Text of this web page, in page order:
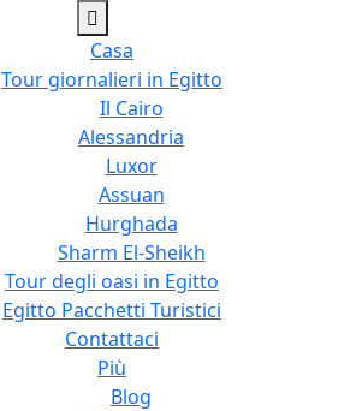
Casa
Tour giornalieri in Egitto
Il Cairo
Alessandria
Luxor
Assuan
Hurghada
Sharm El-Sheikh
Tour degli oasi in Egitto
Egitto Pacchetti Turistici
Contattaci
Più
Blog